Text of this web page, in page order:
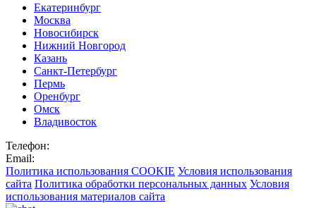
Екатеринбург
Москва
Новосибирск
Нижний Новгород
Казань
Санкт-Петербург
Пермь
Оренбург
Омск
Владивосток
Телефон:
Email:
Политика использования COOKIE Условия использования
сайта Политика обработки персональных данных Условия
использования материалов сайта